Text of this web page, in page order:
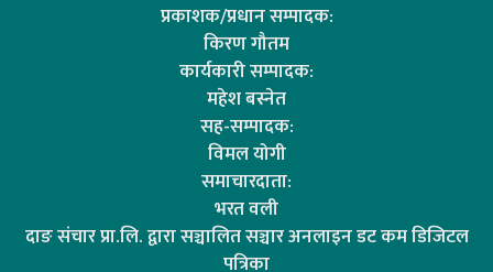
प्रकाशक/प्रधान सम्पादक:
किरण गौतम
कार्यकारी सम्पादक:
महेश बस्नेत
सह-सम्पादक:
विमल योगी
समाचारदाता:
भरत वली
दाङ संचार प्रा.लि. द्वारा सञ्चालित सञ्चार अनलाइन डट कम डिजिटल
पत्रिका